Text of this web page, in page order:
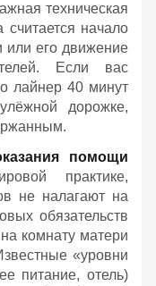
техническая
начало
или его движение
Если вас
лайнер 40 минут
дорожке,
помощи
практике,
не налагают на
обязательств
комнату матери
«уровни
питание, отель)